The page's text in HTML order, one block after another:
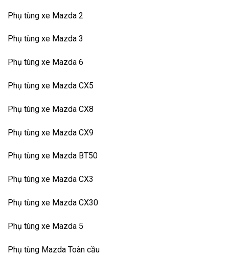
Phụ tùng xe Mazda 2
Phụ tùng xe Mazda 3
Phụ tùng xe Mazda 6
Phụ tùng xe Mazda CX5
Phụ tùng xe Mazda CX8
Phụ tùng xe Mazda CX9
Phụ tùng xe Mazda BT50
Phụ tùng xe Mazda CX3
Phụ tùng xe Mazda CX30
Phụ tùng xe Mazda 5
Phụ tùng Mazda Toàn cầu